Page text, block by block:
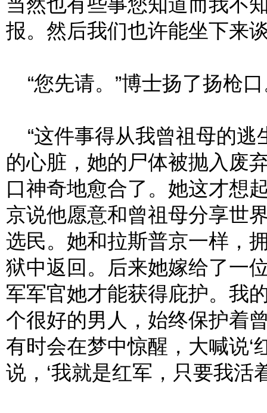
报。然后我们也许能坐下来
“您先请。”博士扬了扬枪
“这件事得从我曾祖母的逃
的心脏，她的尸体被抛入废
口神奇地愈合了。她这才想
京说他愿意和曾祖母分享世
选民。她和拉斯普京一样，
狱中返回。后来她嫁给了一
军军官她才能获得庇护。我
个很好的男人，始终保护着
有时会在梦中惊醒，大喊说‘
说，‘我就是红军，只要我活